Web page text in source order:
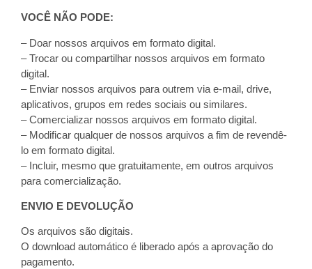
VOCÊ NÃO PODE:
– Doar nossos arquivos em formato digital.
– Trocar ou compartilhar nossos arquivos em formato
digital.
– Enviar nossos arquivos para outrem via e-mail, drive,
aplicativos, grupos em redes sociais ou similares.
– Comercializar nossos arquivos em formato digital.
– Modificar qualquer de nossos arquivos a fim de revendê-
lo em formato digital.
– Incluir, mesmo que gratuitamente, em outros arquivos
para comercialização.
ENVIO E DEVOLUÇÃO
Os arquivos são digitais.
O download automático é liberado após a aprovação do
pagamento.